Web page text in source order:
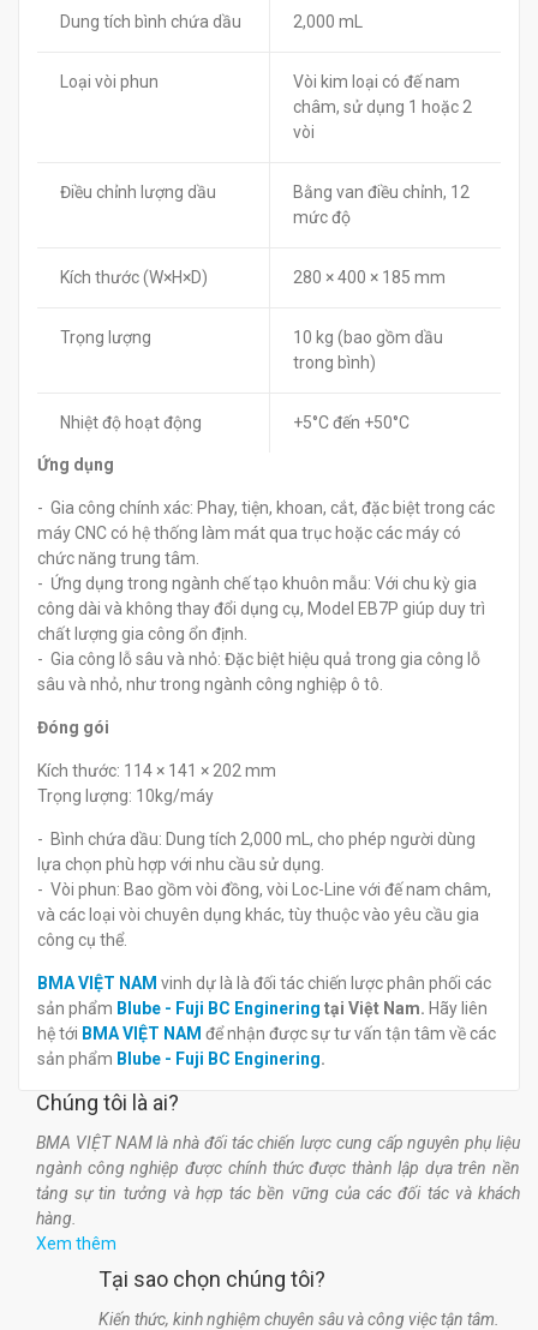
Dung tích bình chứa dầu 2,000 mL
Loại vòi phun
Vòi kim loại có đế nam
châm, sử dụng 1 hoặc 2
vòi
Điều chỉnh lượng dầu
Bằng van điều chỉnh, 12
mức độ
Kích thước (W×H×D) 280 × 400 × 185 mm
Trọng lượng
10 kg (bao gồm dầu
trong bình)
Nhiệt độ hoạt động +5°C đến +50°C
Ứng dụng
- Gia công chính xác: Phay, tiện, khoan, cắt, đặc biệt trong các
máy CNC có hệ thống làm mát qua trục hoặc các máy có
chức năng trung tâm.
- Ứng dụng trong ngành chế tạo khuôn mẫu: Với chu kỳ gia
công dài và không thay đổi dụng cụ, Model EB7P giúp duy trì
chất lượng gia công ổn định.
- Gia công lỗ sâu và nhỏ: Đặc biệt hiệu quả trong gia công lỗ
sâu và nhỏ, như trong ngành công nghiệp ô tô.
Đóng gói
Kích thước: 114 × 141 × 202 mm
Trọng lượng: 10kg/máy
- Bình chứa dầu: Dung tích 2,000 mL, cho phép người dùng
lựa chọn phù hợp với nhu cầu sử dụng.
- Vòi phun: Bao gồm vòi đồng, vòi Loc-Line với đế nam châm,
và các loại vòi chuyên dụng khác, tùy thuộc vào yêu cầu gia
công cụ thể.
BMA VIỆT NAM vinh dự là là đối tác chiến lược phân phối các
sản phẩm Blube - Fuji BC Enginering tại Việt Nam. Hãy liên
hệ tới BMA VIỆT NAM để nhận được sự tư vấn tận tâm về các
sản phẩm Blube - Fuji BC Enginering.
Chúng tôi là ai?
BMA VIỆT NAM là nhà đối tác chiến lược cung cấp nguyên phụ liệu
ngành công nghiệp được chính thức được thành lập dựa trên nền
tảng sự tin tưởng và hợp tác bền vững của các đối tác và khách
hàng.
Xem thêm
Tại sao chọn chúng tôi?
Kiến thức, kinh nghiệm chuyên sâu và công việc tận tâm.